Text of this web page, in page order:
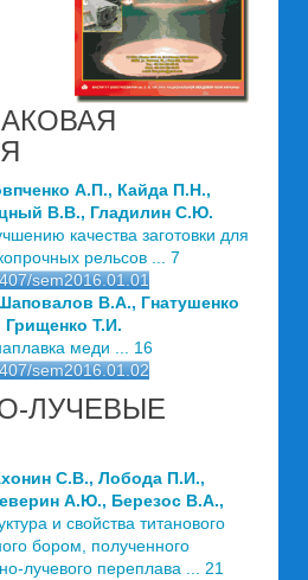
А.П., Кайда П.Н.,
В.В., Гладилин С.Ю.
качества заготовки для
рельсов ... 7
sem2016.01.01
В.А., Гнатушенко
Т.И.
меди ... 16
sem2016.01.02
ЛУЧЕВЫЕ
С.В., Лобода П.И.,
А.Ю., Березос В.А.,
и свойства титанового
бором, полученного
лучевого переплава ... 21